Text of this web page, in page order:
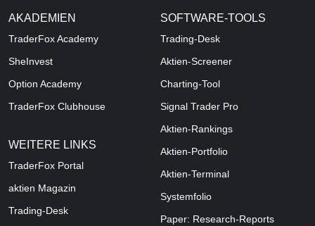
AKADEMIEN
TraderFox Academy
SheInvest
Option Academy
TraderFox Clubhouse
WEITERE LINKS
TraderFox Portal
aktien Magazin
Trading-Desk
SOFTWARE-TOOLS
Trading-Desk
Aktien-Screener
Charting-Tool
Signal Trader Pro
Aktien-Rankings
Aktien-Portfolio
Aktien-Terminal
Systemfolio
Paper: Research-Reports